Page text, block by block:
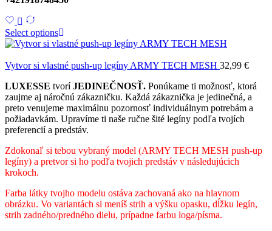
Select options
Vytvor si vlastné push-up legíny ARMY TECH MESH 32,99 €
LUXESSE tvoríJEDINEČNOSŤ. Ponúkame ti možnosť, ktorá
zaujme aj náročnú zákazničku. Každá zákaznička je jedinečná, a
preto venujeme maximálnu pozornosť individuálnym potrebám a
požiadavkám. Upravíme ti naše ručne šité legíny podľa tvojích
preferencií a predstáv.
Zdokonaľ si tebou vybraný model (ARMY TECH MESH push-up
legíny) a pretvor si ho podľa tvojich predstáv v následujúcich
krokoch.
Farba látky tvojho modelu ostáva zachovaná ako na hlavnom
obrázku. Vo variantách si meníš strih a výšku opasku, dĺžku legín,
strih zadného/predného dielu, prípadne farbu loga/písma.